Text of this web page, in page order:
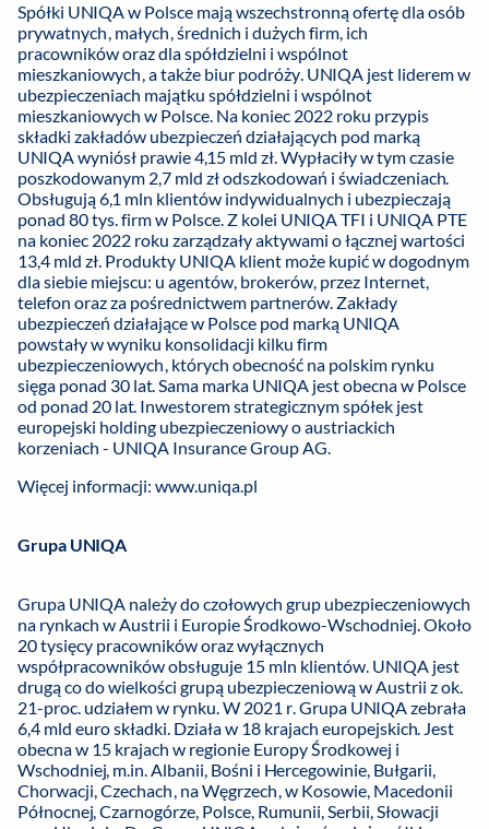
Spółki UNIQA w Polsce mają wszechstronną ofertę dla osób
prywatnych, małych, średnich i dużych firm, ich
pracowników oraz dla spółdzielni i wspólnot
mieszkaniowych, a także biur podróży. UNIQA jest liderem w
ubezpieczeniach majątku spółdzielni i wspólnot
mieszkaniowych w Polsce. Na koniec 2022 roku przypis
składki zakładów ubezpieczeń działających pod marką
UNIQA wyniósł prawie 4,15 mld zł. Wypłaciły w tym czasie
poszkodowanym 2,7 mld zł odszkodowań i świadczeniach.
Obsługują 6,1 mln klientów indywidualnych i ubezpieczają
ponad 80 tys. firm w Polsce. Z kolei UNIQA TFI i UNIQA PTE
na koniec 2022 roku zarządzały aktywami o łącznej wartości
13,4 mld zł. Produkty UNIQA klient może kupić w dogodnym
dla siebie miejscu: u agentów, brokerów, przez Internet,
telefon oraz za pośrednictwem partnerów. Zakłady
ubezpieczeń działające w Polsce pod marką UNIQA
powstały w wyniku konsolidacji kilku firm
ubezpieczeniowych, których obecność na polskim rynku
sięga ponad 30 lat. Sama marka UNIQA jest obecna w Polsce
od ponad 20 lat. Inwestorem strategicznym spółek jest
europejski holding ubezpieczeniowy o austriackich
korzeniach - UNIQA Insurance Group AG.
Więcej informacji: www.uniqa.pl
Grupa UNIQA
Grupa UNIQA należy do czołowych grup ubezpieczeniowych
na rynkach w Austrii i Europie Środkowo-Wschodniej. Około
20 tysięcy pracowników oraz wyłącznych
współpracowników obsługuje 15 mln klientów. UNIQA jest
drugą co do wielkości grupą ubezpieczeniową w Austrii z ok.
21-proc. udziałem w rynku. W 2021 r. Grupa UNIQA zebrała
6,4 mld euro składki. Działa w 18 krajach europejskich. Jest
obecna w 15 krajach w regionie Europy Środkowej i
Wschodniej, m.in. Albanii, Bośni i Hercegowinie, Bułgarii,
Chorwacji, Czechach, na Węgrzech, w Kosowie, Macedonii
Północnej, Czarnogórze, Polsce, Rumunii, Serbii, Słowacji